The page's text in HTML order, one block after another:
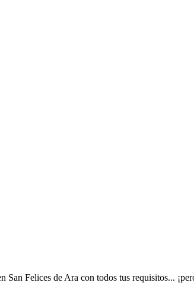
San Felices de Ara con todos tus requisitos...